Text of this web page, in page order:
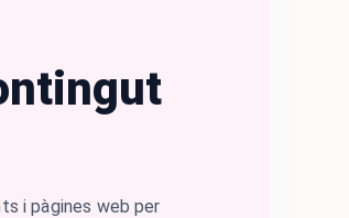
i pàgines web per